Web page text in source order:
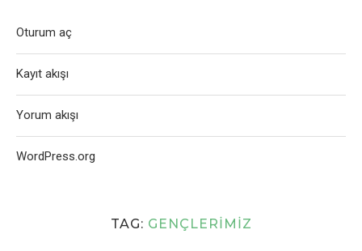
TAG: GENÇLERIMIZ
Oturum aç
Kayıt akışı
Yorum akışı
WordPress.org